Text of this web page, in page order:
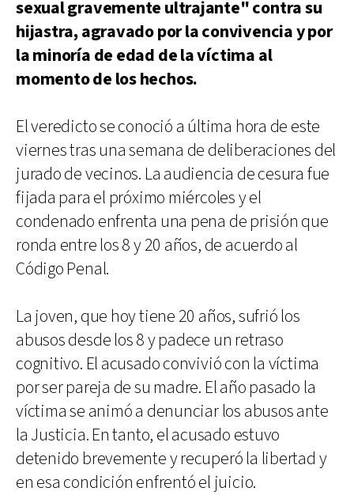
sexual gravemente ultrajante" contra su
hijastra, agravado por la convivencia y por
la minoría de edad de la víctima al
momento de los hechos.
El veredicto se conoció a última hora de este
viernes tras una semana de deliberaciones del
jurado de vecinos. La audiencia de cesura fue
fijada para el próximo miércoles y el
condenado enfrenta una pena de prisión que
ronda entre los 8 y 20 años, de acuerdo al
Código Penal.
La joven, que hoy tiene 20 años, sufrió los
abusos desde los 8 y padece un retraso
cognitivo. El acusado convivió con la víctima
por ser pareja de su madre. El año pasado la
víctima se animó a denunciar los abusos ante
la Justicia. En tanto, el acusado estuvo
detenido brevemente y recuperó la libertad y
en esa condición enfrentó el juicio.